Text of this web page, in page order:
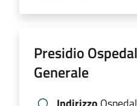
Presidio
Generale